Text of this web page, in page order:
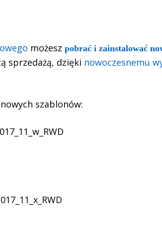
możesz pobrać i zainstalować
sprzedażą, dzięki nowoczesnemu
szablonów: